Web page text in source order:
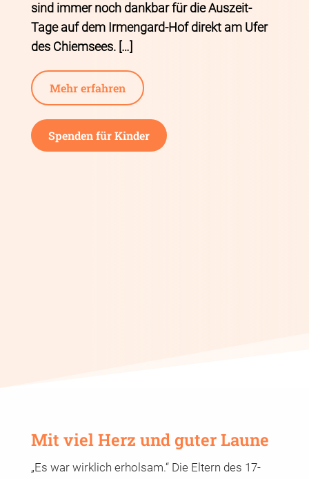
sind immer noch dankbar für die Auszeit-
Tage auf dem Irmengard-Hof direkt am Ufer
des Chiemsees. […]
Mehr erfahren
Spenden für Kinder
Mit viel Herz und guter Laune
„Es war wirklich erholsam.“ Die Eltern des 17-